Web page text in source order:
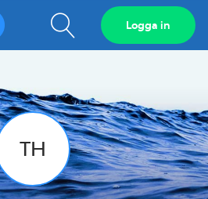
Visa
sökfält
Logga in
TH